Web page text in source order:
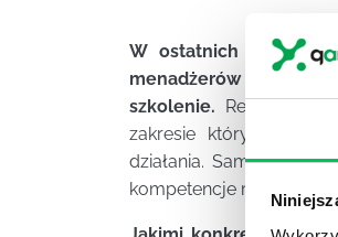
W ostatnich latach
menadżerów
szkolenie. Rekrutacja i
zakresie których
działania. Sama
kompetencje miękkie!